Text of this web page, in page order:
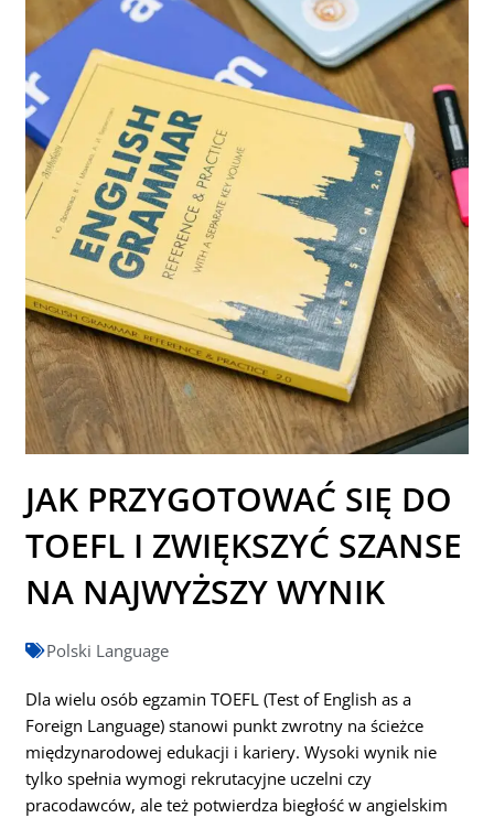
JAK PRZYGOTOWAĆ SIĘ DO
TOEFL I ZWIĘKSZYĆ SZANSE
NA NAJWYŻSZY WYNIK
Polski Language
Dla wielu osób egzamin TOEFL (Test of English as a
Foreign Language) stanowi punkt zwrotny na ścieżce
międzynarodowej edukacji i kariery. Wysoki wynik nie
tylko spełnia wymogi rekrutacyjne uczelni czy
pracodawców, ale też potwierdza biegłość w angielskim